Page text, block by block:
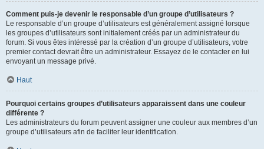
Comment puis-je devenir le responsable d’un groupe d’utilisateurs ?
Le responsable d’un groupe d’utilisateurs est généralement assigné lorsque
les groupes d’utilisateurs sont initialement créés par un administrateur du
forum. Si vous êtes intéressé par la création d’un groupe d’utilisateurs, votre
premier contact devrait être un administrateur. Essayez de le contacter en lui
envoyant un message privé.
Haut
Pourquoi certains groupes d’utilisateurs apparaissent dans une couleur
différente ?
Les administrateurs du forum peuvent assigner une couleur aux membres d’un
groupe d’utilisateurs afin de faciliter leur identification.